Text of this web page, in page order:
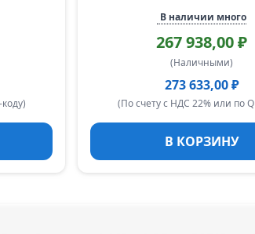
В наличии много
267 938,00 ₽
(Наличными)
273 633,00 ₽
(По счету с НДС 22% или по
В КОРЗИНУ